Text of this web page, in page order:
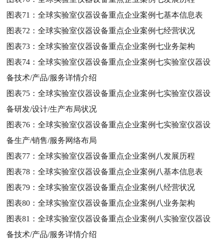
图表71：全球实验室仪器设备重点企业案例七基本信息表
图表72：全球实验室仪器设备重点企业案例七经营状况
图表73：全球实验室仪器设备重点企业案例七业务架构
图表74：全球实验室仪器设备重点企业案例七实验室仪器设
备技术/产品/服务详情介绍
图表75：全球实验室仪器设备重点企业案例七实验室仪器设
备研发/设计/生产布局状况
图表76：全球实验室仪器设备重点企业案例七实验室仪器设
备生产/销售/服务网络布局
图表77：全球实验室仪器设备重点企业案例八发展历程
图表78：全球实验室仪器设备重点企业案例八基本信息表
图表79：全球实验室仪器设备重点企业案例八经营状况
图表80：全球实验室仪器设备重点企业案例八业务架构
图表81：全球实验室仪器设备重点企业案例八实验室仪器设
备技术/产品/服务详情介绍